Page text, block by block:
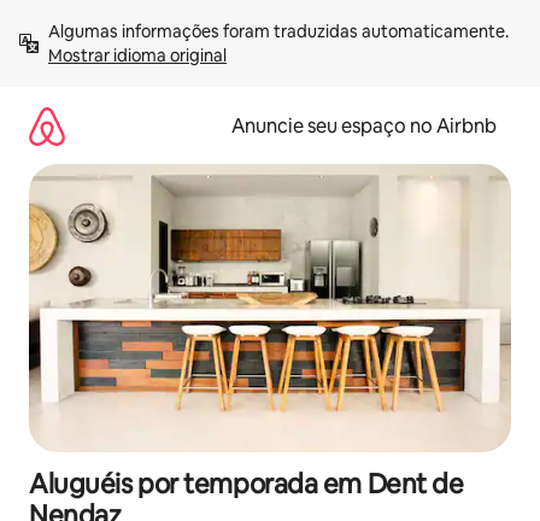
para
Mostrar idioma original
Anuncie seu espaço no Airbnb
Aluguéis por temporada em Dent de